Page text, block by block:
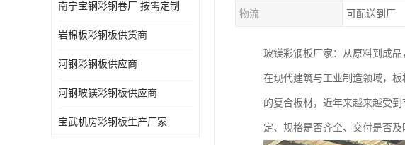
南宁宝钢彩钢卷厂 按需定制
岩棉板彩钢板供货商
河钢彩钢板供应商
河钢玻镁彩钢板供应商
宝武机房彩钢板生产厂家
物流 可配送到厂
玻镁彩钢板厂家：从原料到成
在现代建筑与工业制造领域，
的复合板材，近年来越来越受
定、规格是否齐全、交付是否